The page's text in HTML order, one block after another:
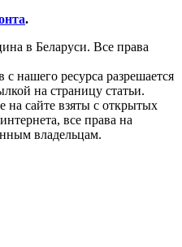
.
в Беларуси. Все права
нашего ресурса разрешается
на страницу статьи.
на сайте взяты с открытых
все права на
владельцам.